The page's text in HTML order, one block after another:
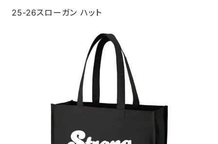
25-26スローガン ハット